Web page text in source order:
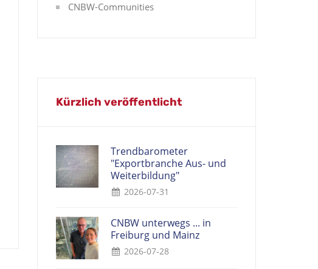
CNBW-Communities
Kürzlich veröffentlicht
Trendbarometer
"Exportbranche Aus- und
Weiterbildung"
2026-07-31
CNBW unterwegs ... in
Freiburg und Mainz
2026-07-28